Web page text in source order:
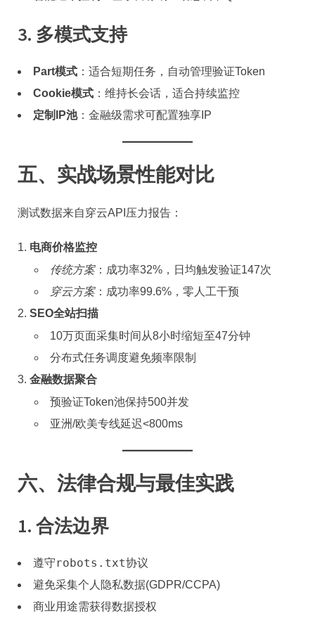
​3. 多模式支持​
​Part模式​ ​：适合短期任务，自动管理验证Token
​Cookie模式​ ​：维持长会话，适合持续监控
​定制IP池​​：金融级需求可配置独享IP
​五、实战场景性能对比​
测试数据来自穿云API压力报告：
​电商价格监控​
传统方案：成功率32%，日均触发验证147次
穿云方案：成功率99.6%，零人工干预
​SEO全站扫描​
10万页面采集时间从8小时缩短至47分钟
分布式任务调度避免频率限制
​金融数据聚合​
预验证Token池保持500并发
亚洲/欧美专线延迟<800ms
​六、法律合规与最佳实践​
​1. 合法边界​
遵守robots.txt协议
避免采集个人隐私数据(GDPR/CCPA)
商业用途需获得数据授权